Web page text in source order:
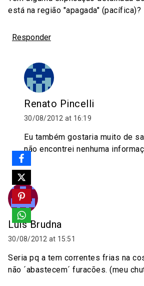
está na região "apagada" (pacífica)?
Responder
Renato Pincelli
30/08/2012 at 16:19
Eu também gostaria muito de
não encontrei nenhuma
Luis Brudna
30/08/2012 at 15:51
Seria pq a tem correntes frias na
não ´abastecem´ furacões. (meu